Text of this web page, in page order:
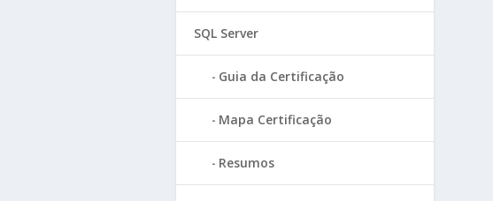
SQL Server
Guia da Certificação
Mapa Certificação
Resumos